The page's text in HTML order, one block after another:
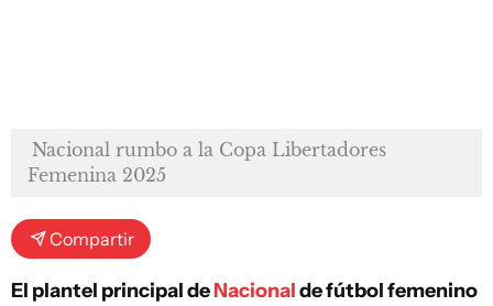
Nacional rumbo a la Copa Libertadores
Femenina 2025
Compartir
El plantel principal deNacionalde fútbol femenino